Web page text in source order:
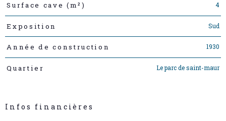
Surface cave (m²) 4
Exposition Sud
Année de construction 1930
Quartier Le parc de saint-maur
Infos financières